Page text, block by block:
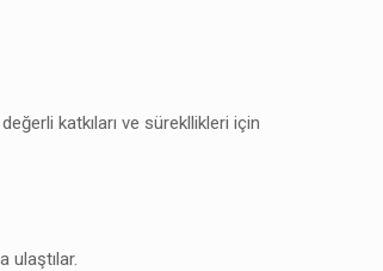
katkıları ve sürekllikleri için
ulaştılar.